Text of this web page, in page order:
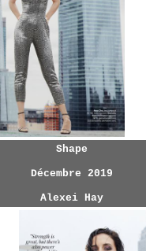
Shape
Décembre 2019
Alexei Hay